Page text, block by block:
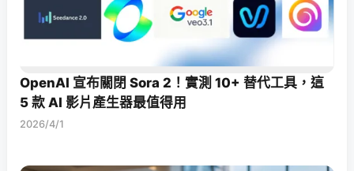
OpenAI 宣布關閉 Sora 2！實測 10+ 替代工具，這
5 款 AI 影片產生器最值得用
2026/4/1